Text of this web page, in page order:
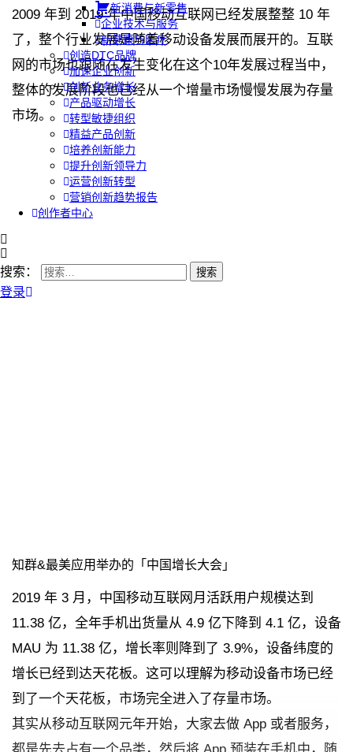
新消费与新零售
企业技术与服务
新健康与医疗
创造DTC品牌
加速企业创新
创新业务增长
产品驱动增长
转型敏捷组织
精益产品创新
培养创新能力
提升创新领导力
运营创新转型
营销创新趋势报告
创作者中心
搜索：
登录
2009 年到 2019 年中国移动互联网已经发展整整 10 年
了，整个行业发展是随着移动设备发展而展开的。互联
网的市场也跟随在发生变化在这个10年发展过程当中，
整体的发展阶段也已经从一个增量市场慢慢发展为存量
市场。
知群&最美应用举办的「中国增长大会」
2019 年 3 月，中国移动互联⽹月活跃用户规模达到
11.38 亿，全年手机出货量从 4.9 亿下降到 4.1 亿，设备
MAU 为 11.38 亿，增长率则降到了 3.9%，设备纬度的
增长已经到达天花板。这可以理解为移动设备市场已经
到了一个天花板，市场完全进⼊了存量市场。
其实从移动互联网元年开始，大家去做 App 或者服务，
都是先去占有一个品类，然后将 App 预装在手机中，随